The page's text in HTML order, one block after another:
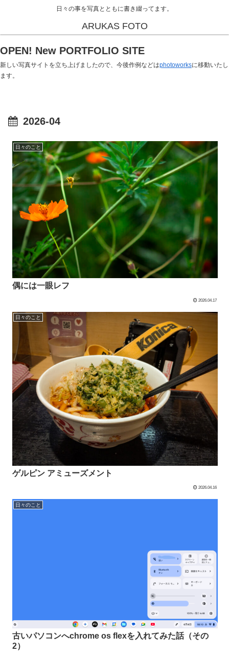
日々の事を写真とともに書き綴ってます。
ARUKAS FOTO
OPEN! New PORTFOLIO SITE
新しい写真サイトを立ち上げましたので、今後作例などはphotoworksに移動いたし
ます。
2026-04
日々のこと
偶には一眼レフ
2026.04.17
日々のこと
ゲルピン アミューズメント
2026.04.16
日々のこと
古いパソコンへchrome os flexを入れてみた話（その
2）